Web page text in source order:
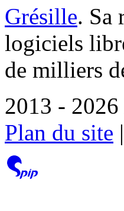
Grésille. Sa
logiciels
de milliers
2013 -
Plan du site |